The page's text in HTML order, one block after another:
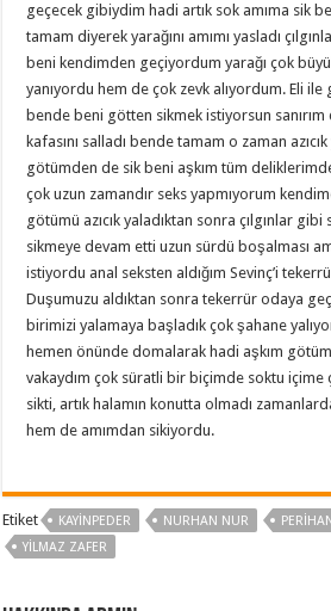
geçecek gibiydim hadi artık sok amıma sik
tamam diyerek yarağını amımı yasladı
beni kendimden geçiyordum yarağı çok
yanıyordu hem de çok zevk alıyordum. Eli
bende beni götten sikmek istiyorsun
kafasını salladı bende tamam o zaman
götümden de sik beni aşkım tüm
çok uzun zamandır seks yapmıyorum
götümü azıcık yaladıktan sonra çılgınlar
sikmeye devam etti uzun sürdü boşalması
istiyordu anal seksten aldığım Sevinç’i
Duşumuzu aldıktan sonra tekerrür odaya
birimizi yalamaya başladık çok şahane
hemen önünde domalarak hadi aşkım
vakaydım çok süratli bir biçimde soktu içime
sikti, artık halamın konutta olmadı
hem de amımdan sikiyordu.
Etiket KAYINPEDER NURHAN NUR
YILMAZ ZAFER